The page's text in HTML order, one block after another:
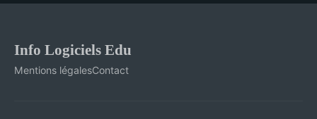
Info Logiciels Edu
Mentions légalesContact